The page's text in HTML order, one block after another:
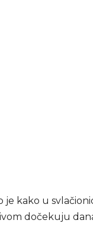
je kako u
dočekuju